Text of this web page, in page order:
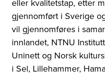
eller kvalitetstap, etter
gjennomført i Sverige
vil gjennomføres i
innlandet, NTNU
Uninett og Norsk
i Sel, Lillehammer,